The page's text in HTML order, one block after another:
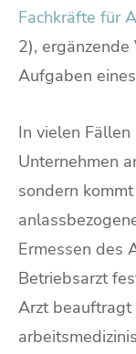
Fachkräfte für
2), ergänzende
Aufgaben
In vielen
Unternehmen
sondern
Ermessen des
Betriebsarzt
Arzt beauftragt